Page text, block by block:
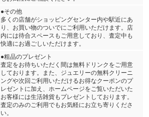
●その他
多くの店舗がショッピングセンター内や駅近にあ
り、お買い物のついでにご利用いただけます。店
内には待合スペースもご用意しており、査定中も
快適にお過ごしいただけます。
●粗品のプレゼント
査定をお待ちいただく間は無料ドリンクをご用意
しております。また、ジュエリーの無料クリーニ
ングや次回ご利用いただけるお得なクーポンのプ
レゼントに加え、ホームページをご覧いただいた
お客様には生活雑貨もプレゼントしております。
査定のみのご利用でもお気軽にお立ち寄りくださ
い。